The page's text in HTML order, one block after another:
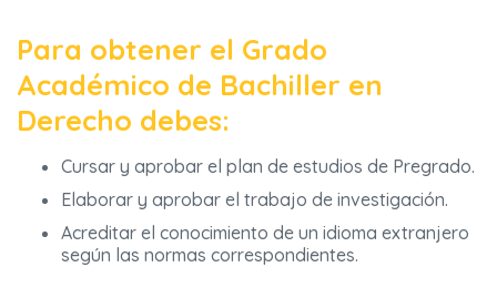
Para obtener el Grado
Académico de Bachiller en
Derecho debes:
Cursar y aprobar el plan de estudios de Pregrado.
Elaborar y aprobar el trabajo de investigación.
Acreditar el conocimiento de un idioma extranjero
según las normas correspondientes.